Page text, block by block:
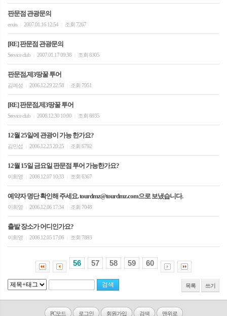
판문점 관광문의
erxin 2007.01.16 12:54 조회 7267
[RE] 판문점 관광문의
Service club 2007.01.17 09:36 조회 6305
판문점,제3땅꿀 투어
김예성 2006.12.29 22:58 조회 7951
[RE] 판문점,제3땅꿀 투어
Service club 2006.12.30 10:00 조회 6935
12월 25일에 관광이 가능 한가요?
김민섭 2006.12.23 20:25 조회 6792
12월 15일 금요일 판문점 투어 가능한가요?
이희영 2006.12.07 10:33 조회 6367
예약자 명단 확인해 주세요. tourdmz@tourdmz.com으로 보냈습니다.
이희영 2006.12.06 17:34 조회 7048
출발 장소가 어디인가요?
이희영 2006.12.05 17:06 조회 7893
56 57 58 59 60
목록 쓰기
PC모드 로그인 회원가입 검색 맨위로